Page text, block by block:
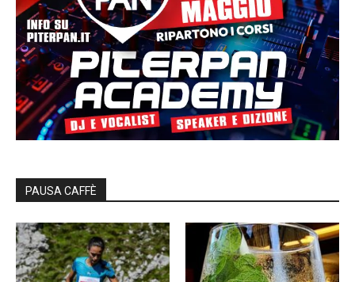
PAUSA CAFFÈ